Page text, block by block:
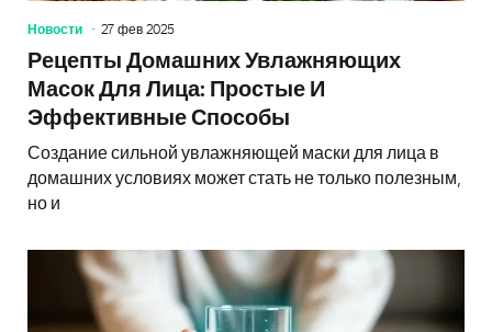
Новости 27 фев 2025
Рецепты Домашних Увлажняющих
Масок Для Лица: Простые И
Эффективные Способы
Создание сильной увлажняющей маски для лица в
домашних условиях может стать не только полезным,
но и